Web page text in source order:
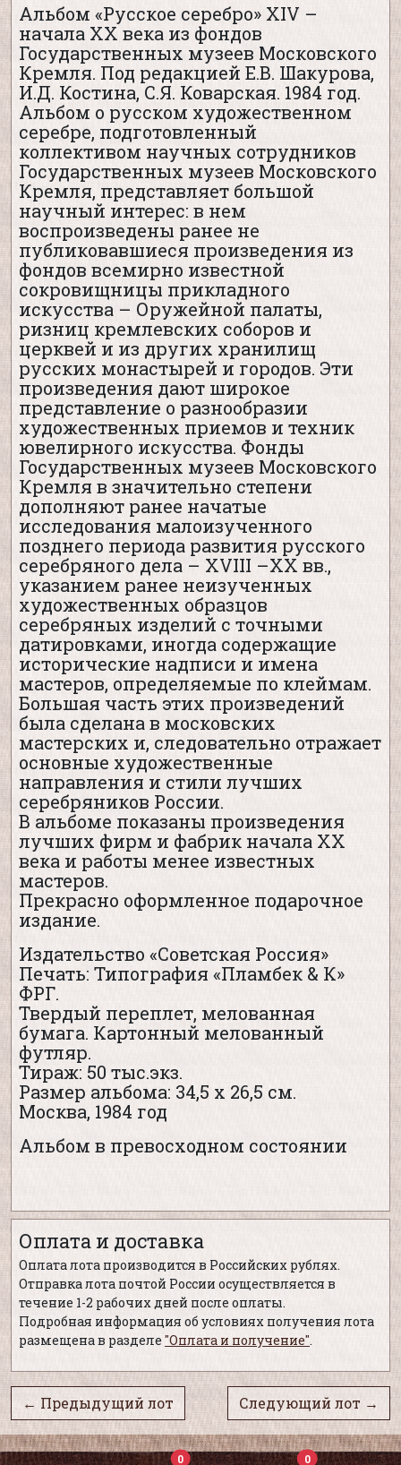
Альбом «Русское серебро» XIV –
начала XX века из фондов
Государственных музеев Московского
Кремля. Под редакцией Е.В. Шакурова,
И.Д. Костина, С.Я. Коварская. 1984 год.
Альбом о русском художественном
серебре, подготовленный
коллективом научных сотрудников
Государственных музеев Московского
Кремля, представляет большой
научный интерес: в нем
воспроизведены ранее не
публиковавшиеся произведения из
фондов всемирно известной
сокровищницы прикладного
искусства – Оружейной палаты,
ризниц кремлевских соборов и
церквей и из других хранилищ
русских монастырей и городов. Эти
произведения дают широкое
представление о разнообразии
художественных приемов и техник
ювелирного искусства. Фонды
Государственных музеев Московского
Кремля в значительно степени
дополняют ранее начатые
исследования малоизученного
позднего периода развития русского
серебряного дела – XVIII –XX вв.,
указанием ранее неизученных
художественных образцов
серебряных изделий с точными
датировками, иногда содержащие
исторические надписи и имена
мастеров, определяемые по клеймам.
Большая часть этих произведений
была сделана в московских
мастерских и, следовательно отражает
основные художественные
направления и стили лучших
серебряников России.
В альбоме показаны произведения
лучших фирм и фабрик начала XX
века и работы менее известных
мастеров.
Прекрасно оформленное подарочное
издание.
Издательство «Советская Россия»
Печать: Типография «Пламбек & К»
ФРГ.
Твердый переплет, мелованная
бумага. Картонный мелованный
футляр.
Тираж: 50 тыс.экз.
Размер альбома: 34,5 х 26,5 см.
Москва, 1984 год
Альбом в превосходном состоянии
Оплата и доставка
Оплата лота производится в Российских рублях.
Отправка лота почтой России осуществляется в
течение 1-2 рабочих дней после оплаты.
Подробная информация об условиях получения лота
размещена в разделе "Оплата и получение".
← Предыдущий лот Следующий лот →
0
0 0
0